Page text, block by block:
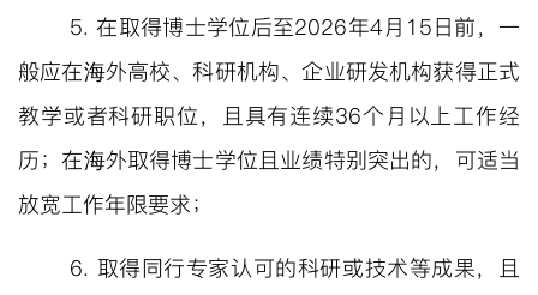
5.在取得博士学位后至2026年4月 15 日前，一
般应在海外高校、科研机构、企业研发机构获得正式
教学或者科研职位，且具有连续36个月以上工作经
历；在海外取得博士学位且业绩特别突出的，可适当
放宽工作年限要求；
6. 取得同行专家认可的科研或技术等成果，且